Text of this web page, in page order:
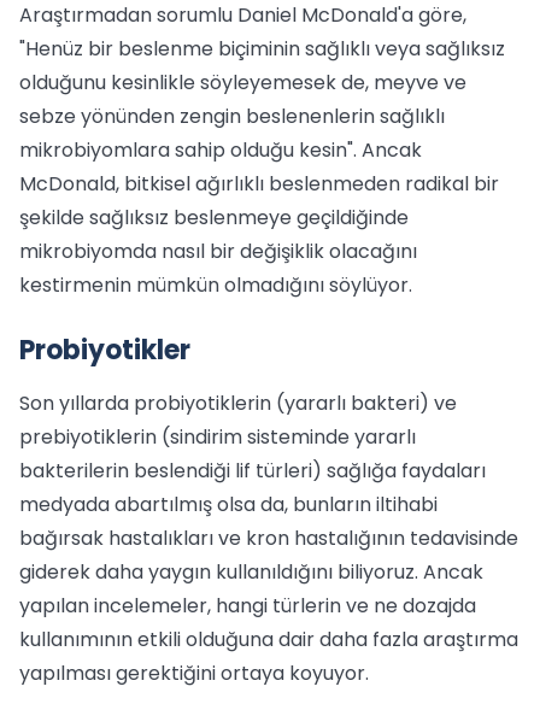
Araştırmadan sorumlu Daniel McDonald'a göre,
"Henüz bir beslenme biçiminin sağlıklı veya sağlıksız
olduğunu kesinlikle söyleyemesek de, meyve ve
sebze yönünden zengin beslenenlerin sağlıklı
mikrobiyomlara sahip olduğu kesin". Ancak
McDonald, bitkisel ağırlıklı beslenmeden radikal bir
şekilde sağlıksız beslenmeye geçildiğinde
mikrobiyomda nasıl bir değişiklik olacağını
kestirmenin mümkün olmadığını söylüyor.
Probiyotikler
Son yıllarda probiyotiklerin (yararlı bakteri) ve
prebiyotiklerin (sindirim sisteminde yararlı
bakterilerin beslendiği lif türleri) sağlığa faydaları
medyada abartılmış olsa da, bunların iltihabi
bağırsak hastalıkları ve kron hastalığının tedavisinde
giderek daha yaygın kullanıldığını biliyoruz. Ancak
yapılan incelemeler, hangi türlerin ve ne dozajda
kullanımının etkili olduğuna dair daha fazla araştırma
yapılması gerektiğini ortaya koyuyor.